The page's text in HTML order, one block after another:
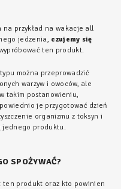
na przykład na wakacje all
jedzenia, czujemy się
ten produkt.
można przeprowadzić
warzyw i owoców, ale
takim postanowieniu,
je przygotować dzień
organizmu z toksyn i
jednego produktu.
SPOŻYWAĆ?
ten produkt oraz kto powinien